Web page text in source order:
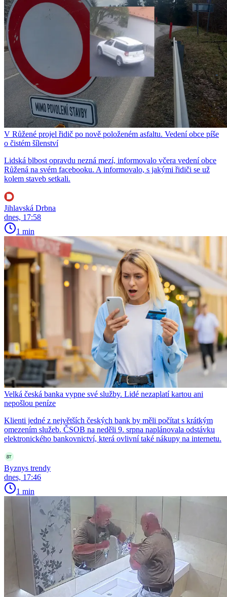
V Růžené projel řidič po nově položeném asfaltu. Vedení obce píše
o čistém šílenství
Lidská blbost opravdu nezná mezí, informovalo včera vedení obce
Růžená na svém facebooku. A informovalo, s jakými řidiči se už
kolem staveb setkali.
Jihlavská Drbna
dnes, 17:58
1 min
Velká česká banka vypne své služby. Lidé nezaplatí kartou ani
nepošlou peníze
Klienti jedné z největších českých bank by měli počítat s krátkým
omezením služeb. ČSOB na neděli 9. srpna naplánovala odstávku
elektronického bankovnictví, která ovlivní také nákupy na internetu.
Byznys trendy
dnes, 17:46
1 min